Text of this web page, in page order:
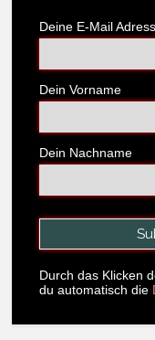
Deine E-Mail
Dein Vorname
Dein Nachname
Durch das Klicken
du automatisch die